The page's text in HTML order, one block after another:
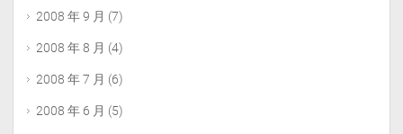
2008 年 9 月 (7)
2008 年 8 月 (4)
2008 年 7 月 (6)
2008 年 6 月 (5)